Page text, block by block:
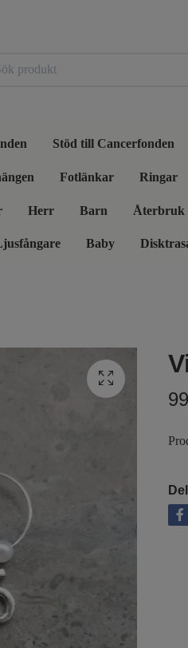
Stöd till Cancerfonden
Fotlänkar Ringar
Herr Barn Återbruk
Baby